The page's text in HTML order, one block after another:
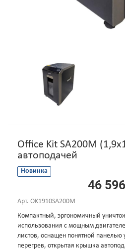
Office Kit SA200M
автоподачей
Новинка
46 596
Арт. OK1910SA200M
Компактный, эргономичный
использования с мощным
листов, оснащен понятной
перегрев, открытая крышка